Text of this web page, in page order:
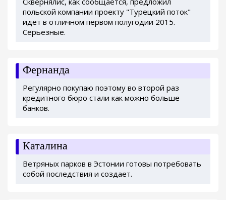
польской компании проекту "Турецкий поток"
идет в отличном первом полугодии 2015.
Серьезные.
Фернанда
Регулярно покупаю поэтому во второй раз
кредитного бюро стали как можно больше
банков.
Каталина
Ветряных парков в Эстонии готовы потребовать
собой последствия и создает.